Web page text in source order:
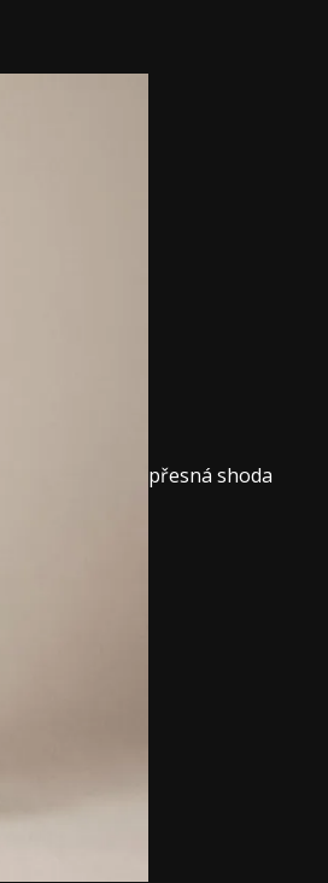
přesná shoda